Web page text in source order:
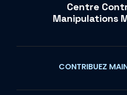
Centre
Manipulations
CONTRIBUEZ